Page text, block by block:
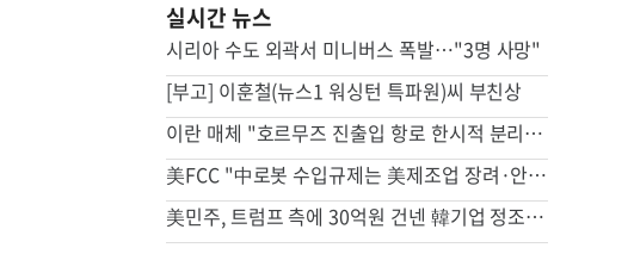
실시간 뉴스
시리아 수도 외곽서 미니버스 폭발…"3명 사망"
[부고] 이훈철(뉴스1 워싱턴 특파원)씨 부친상
이란 매체 "호르무즈 진출입 항로 한시적 분리…이후엔 중앙항로만"
美FCC "中로봇 수입규제는 美제조업 장려·안보위험 대응 목적"
美민주, 트럼프 측에 30억원 건넨 韓기업 정조준…"잠재적 뇌물"